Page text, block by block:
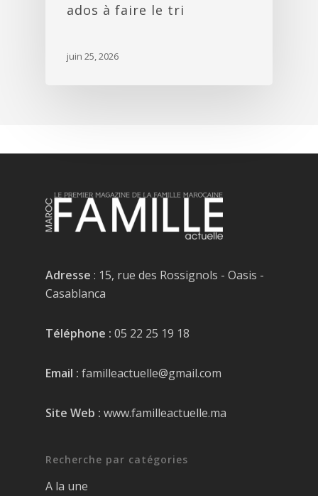
ados à faire le tri
juin 25, 2026
Adresse : 15, rue des Rossignols - Oasis -
Casablanca
Téléphone : 05 22 25 19 18
Email : familleactuelle@gmail.com
Site Web : www.familleactuelle.ma
Recherche par catégories
A la une